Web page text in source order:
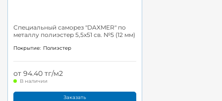
Специальный саморез "DAXMER" по
металлу полиэстер 5,5x51 св. №5 (12 мм)
Покрытие: Полиэстер
от 94.40 тг/м2
В наличии
Заказать